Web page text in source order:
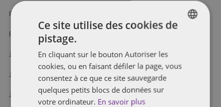
Florence Sauvé, Thorsteinssons LLP
Frédérique Duchesne, Borden Ladner Gervais LLP
John Lennard, Stikeman Elliott LLP
John Sorensen, Gowling WLG
Josh Kumar, Aird & Berlis LLP
FRENCH
Ce site utilise des cookies de
pistage.
En cliquant sur le bouton Autoriser les
cookies, ou en faisant défiler la page, vous
consentez à ce que ce site sauvegarde
quelques petits blocs de données sur
votre ordinateur. En savoir plus